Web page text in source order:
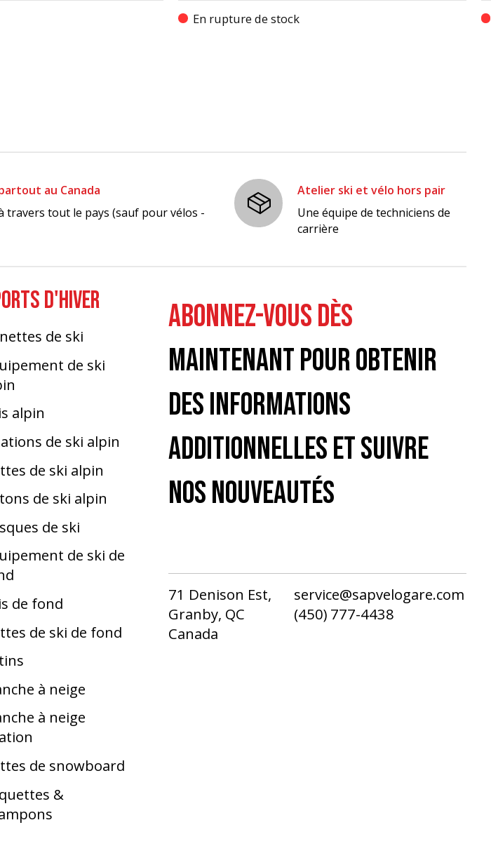
En rupture de stock
au Canada
travers tout le pays (sauf pour vélos -
Atelier ski et vélo hors pair
Une équipe de techniciens de
carrière
D'HIVER
de ski
de ski
alpin
de ski alpin
de ski alpin
de ski alpin
de ski
de ski de
de fond
de ski de fond
à neige
à neige
de snowboard
&
ABONNEZ-VOUS DÈS
MAINTENANT POUR OBTENIR
DES INFORMATIONS
ADDITIONNELLES ET SUIVRE
NOS NOUVEAUTÉS
71 Denison Est,
Granby, QC
Canada
service@sapvelogare.com
(450) 777-4438